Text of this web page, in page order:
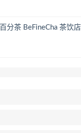
百分茶 BeFineCha 茶饮店